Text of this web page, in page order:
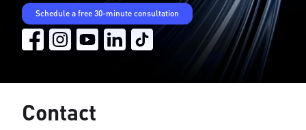
Schedule a free 30-minute consultation
Contact